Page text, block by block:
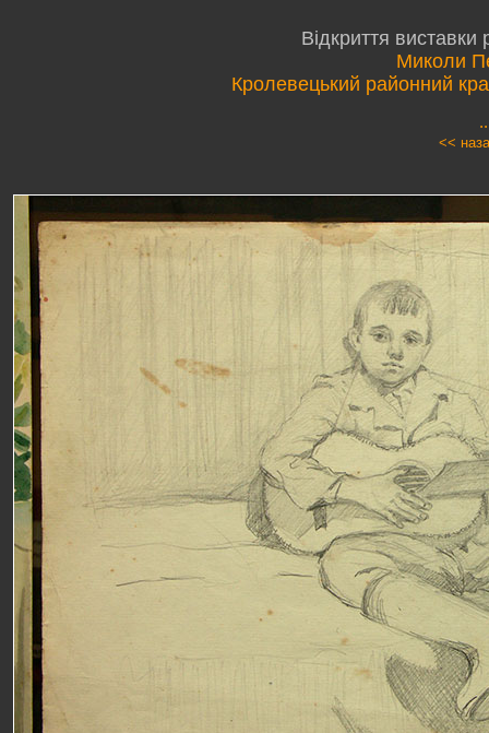
Відкриття виставки
Миколи
Кролевецький районний
<<